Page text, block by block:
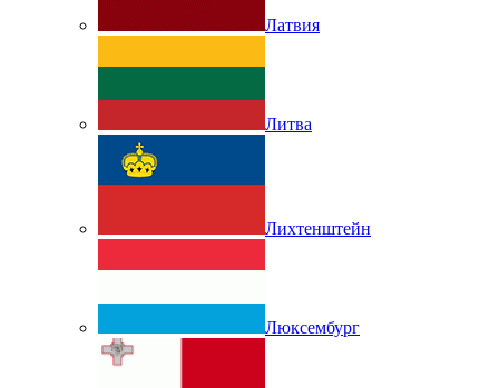
Латвия
Литва
Лихтенштейн
Люксембург